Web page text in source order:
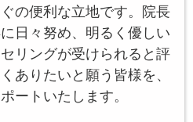
の便利な立地です。院長
日々努め、明るく優しい
リングが受けられると評
ありたいと願う皆様を、
ートいたします。